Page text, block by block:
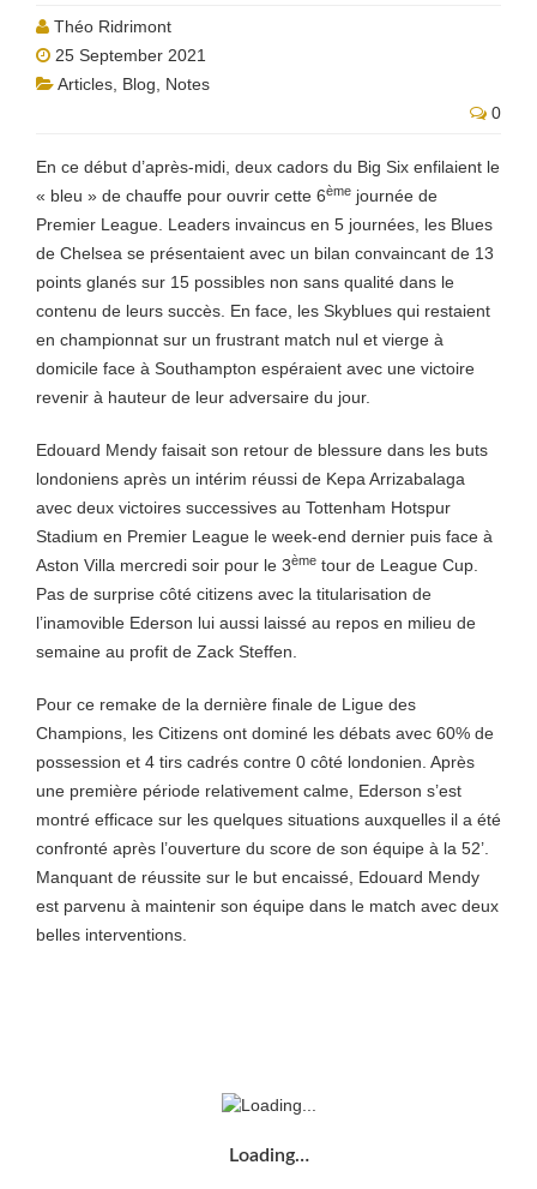
Théo Ridrimont
25 September 2021
Articles Blog
Notes
0
En ce début d’après-midi, deux cadors du Big Six enfilaient le
« bleu » de chauffe pour ouvrir cette 6ème journée de
Premier League. Leaders invaincus en 5 journées, les Blues
de Chelsea se présentaient avec un bilan convaincant de 13
points glanés sur 15 possibles non sans qualité dans le
contenu de leurs succès. En face, les Skyblues qui restaient
en championnat sur un frustrant match nul et vierge à
domicile face à Southampton espéraient avec une victoire
revenir à hauteur de leur adversaire du jour.
Edouard Mendy faisait son retour de blessure dans les buts
londoniens après un intérim réussi de Kepa Arrizabalaga
avec deux victoires successives au Tottenham Hotspur
Stadium en Premier League le week-end dernier puis face à
Aston Villa mercredi soir pour le 3ème tour de League Cup.
Pas de surprise côté citizens avec la titularisation de
l’inamovible Ederson lui aussi laissé au repos en milieu de
semaine au profit de Zack Steffen.
Pour ce remake de la dernière finale de Ligue des
Champions, les Citizens ont dominé les débats avec 60% de
possession et 4 tirs cadrés contre 0 côté londonien. Après
une première période relativement calme, Ederson s’est
montré efficace sur les quelques situations auxquelles il a été
confronté après l’ouverture du score de son équipe à la 52’.
Manquant de réussite sur le but encaissé, Edouard Mendy
est parvenu à maintenir son équipe dans le match avec deux
belles interventions.
Loading…